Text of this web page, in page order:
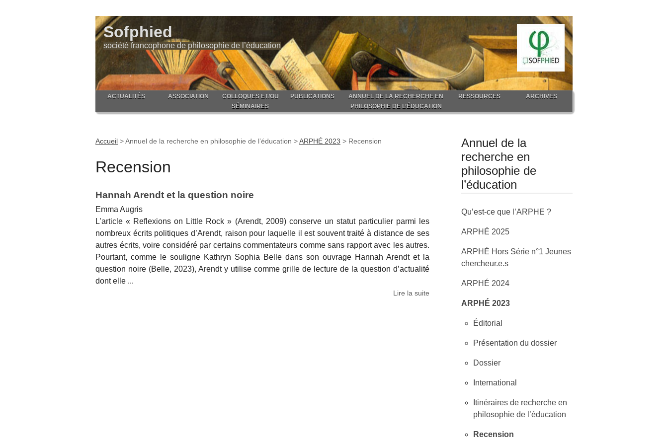
Sofphied
société francophone de philosophie de l’éducation
ACTUALITÉS ASSOCIATION
COLLOQUES ET/OU
SÉMINAIRES
PUBLICATIONS
ANNUEL DE LA RECHERCHE EN
PHILOSOPHIE DE L’ÉDUCATION
RESSOURCES ARCHIVES
Accueil >Annuel de la recherche en philosophie de l’éducation >ARPHÉ 2023 > Recension
Recension
Hannah Arendt et la question noire
Emma Augris
L’article « Reflexions on Little Rock » (Arendt, 2009) conserve un statut particulier parmi les
nombreux écrits politiques d’Arendt, raison pour laquelle il est souvent traité à distance de ses
autres écrits, voire considéré par certains commentateurs comme sans rapport avec les autres.
Pourtant, comme le souligne Kathryn Sophia Belle dans son ouvrage Hannah Arendt et la
question noire (Belle, 2023), Arendt y utilise comme grille de lecture de la question d’actualité
dont elle ...
Lire la suite
Annuel de la
recherche en
philosophie de
l’éducation
Qu’est-ce que l’ARPHE ?
ARPHÉ 2025
ARPHÉ Hors Série n°1 Jeunes
chercheur.e.s
ARPHÉ 2024
ARPHÉ 2023
Éditorial
Présentation du dossier
Dossier
International
Itinéraires de recherche en
philosophie de l’éducation
Recension